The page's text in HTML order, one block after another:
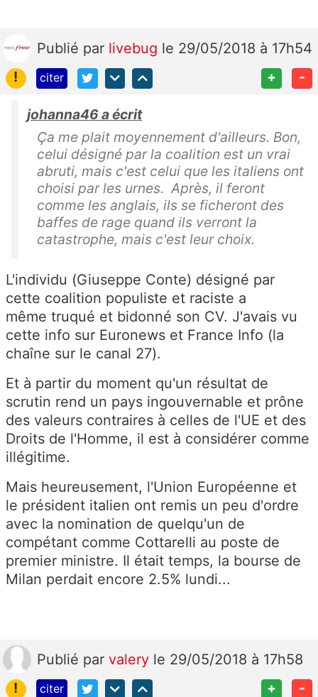
Publié par livebug le 29/05/2018 à 17h54
!
citer + -
johanna46 a écrit
Ça me plait moyennement d'ailleurs. Bon,
celui désigné par la coalition est un vrai
abruti, mais c'est celui que les italiens ont
choisi par les urnes. Après, il feront
comme les anglais, ils se ficheront des
baffes de rage quand ils verront la
catastrophe, mais c'est leur choix.
L'individu (Giuseppe Conte) désigné par
cette coalition populiste et raciste a
même truqué et bidonné son CV. J'avais vu
cette info sur Euronews et France Info (la
chaîne sur le canal 27).
Et à partir du moment qu'un résultat de
scrutin rend un pays ingouvernable et prône
des valeurs contraires à celles de l'UE et des
Droits de l'Homme, il est à considérer comme
illégitime.
Mais heureusement, l'Union Européenne et
le président italien ont remis un peu d'ordre
avec la nomination de quelqu'un de
compétant comme Cottarelli au poste de
premier ministre. Il était temps, la bourse de
Milan perdait encore 2.5% lundi...
Publié par valery le 29/05/2018 à 17h58
!
citer + -